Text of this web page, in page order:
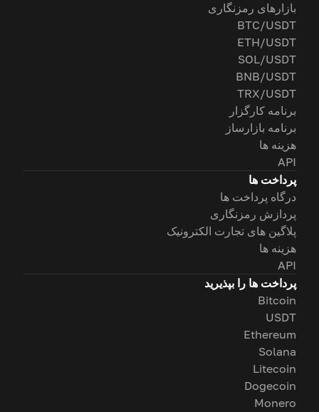
بازارهای رمزنگاری
BTC/USDT
ETH/USDT
SOL/USDT
BNB/USDT
TRX/USDT
برنامه کارگزار
برنامه بازارساز
هزینه ها
API
پرداخت ها
درگاه پرداخت ها
پردازش رمزنگاری
پلاگین های تجارت الکترونیک
هزینه ها
API
پرداخت ها را بپذیرید
Bitcoin
USDT
Ethereum
Solana
Litecoin
Dogecoin
Monero